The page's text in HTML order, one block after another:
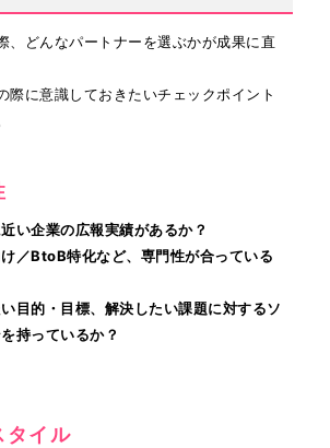
、どんなパートナーを選ぶかが成果に直
際に意識しておきたいチェックポイント
い企業の広報実績があるか？
／BtoB特化など、専門性が合っている
目的・目標、解決したい課題に対するソ
持っているか？
タイル